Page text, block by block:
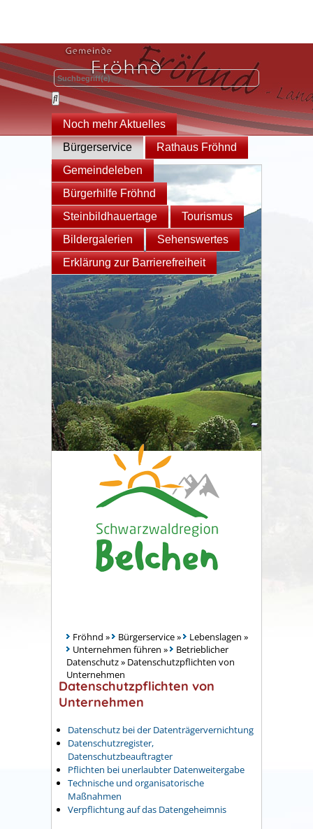
Noch mehr Aktuelles
Bürgerservice
Rathaus Fröhnd
Gemeindeleben
Bürgerhilfe Fröhnd
Steinbildhauertage
Tourismus
Bildergalerien
Sehenswertes
Erklärung zur Barrierefreiheit
Fröhnd » Bürgerservice» Lebenslagen »
Unternehmen führen »
Betrieblicher
Datenschutz» Datenschutzpflichten von
Unternehmen
Datenschutzpflichten von
Unternehmen
Datenschutz bei der Datenträgervernichtung
Datenschutzregister,
Datenschutzbeauftragter
Pflichten bei unerlaubter Datenweitergabe
Technische und organisatorische
Maßnahmen
Verpflichtung auf das Datengeheimnis